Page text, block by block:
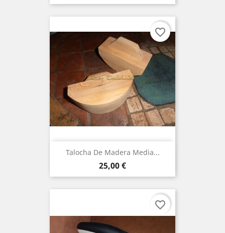
Talocha De Madera Media...
Precio
25,00 €
favorite_border
favorite_border